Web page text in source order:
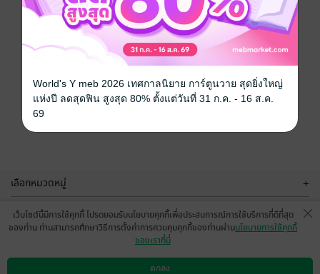
เลือกหมวดหมู่ +
บริการช่วยเหลือ +
เว็บไซต์นี้มีการใช้คุกกี้ โปรดยอมรับนโยบายคุกกี้เพื่อประสบการณ์การใช้บริการที่ดีที่สุด
ของท่าน ท่านสามารถศึกษาวิธีการตั้งค่าการควบคุมคุกกี้ของท่านผ่านนโยบายการใช้คุกกี้
ของเราที่นี่
ตกลง
World's Y meb 2026 เทศกาลนิยาย การ์ตูนวาย สุดยิ่งใหญ่
แห่งปี ลดสุดฟิน สูงสุด 80% ตั้งแต่วันที่ 31 ก.ค. - 16 ส.ค.
69